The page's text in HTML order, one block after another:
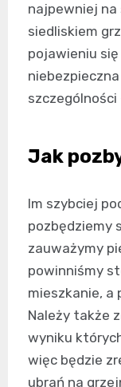
najpewniej na
siedliskiem
pojawieniu
szczególności
Jak
Im szybciej
pozbędziemy
zauważymy
powinniśmy
mieszkanie, a
Należy także
wyniku
więc będzie
ubrań na